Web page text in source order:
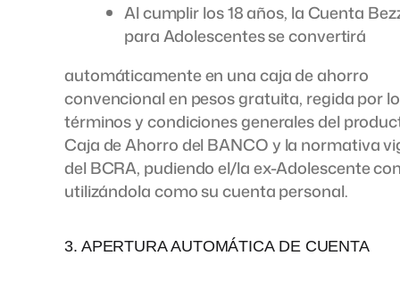
Al cumplir los 18 años, la Cuenta
para Adolescentes se convertirá
automáticamente en una caja de ahorro
convencional en pesos gratuita, regida por
términos y condiciones generales del
Caja de Ahorro del BANCO y la normativa
del BCRA, pudiendo el/la ex-Adolescente
utilizándola como su cuenta personal.
3. APERTURA AUTOMÁTICA DE CUENTA